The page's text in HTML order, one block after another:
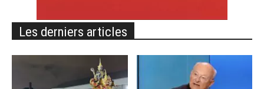
Les derniers articles